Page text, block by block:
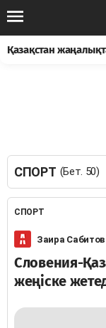
Қазақстан
СПОРТ (Бет. 50)
СПОРТ
Заира
Словения-
жеңіске